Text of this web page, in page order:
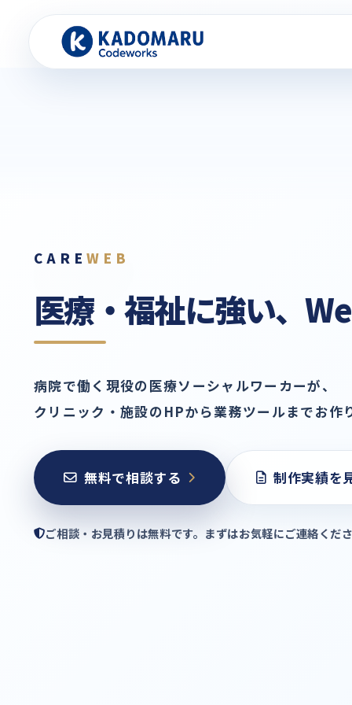
CAREWEB
医療・福祉に強い、
病院で働く現役の医療ソーシャルワーカーが、
クリニック・施設のHPから業務ツールまでお作
無料で相談する 制作実績を
ご相談・お見積りは無料です。 まずはお気軽にご連絡くだ